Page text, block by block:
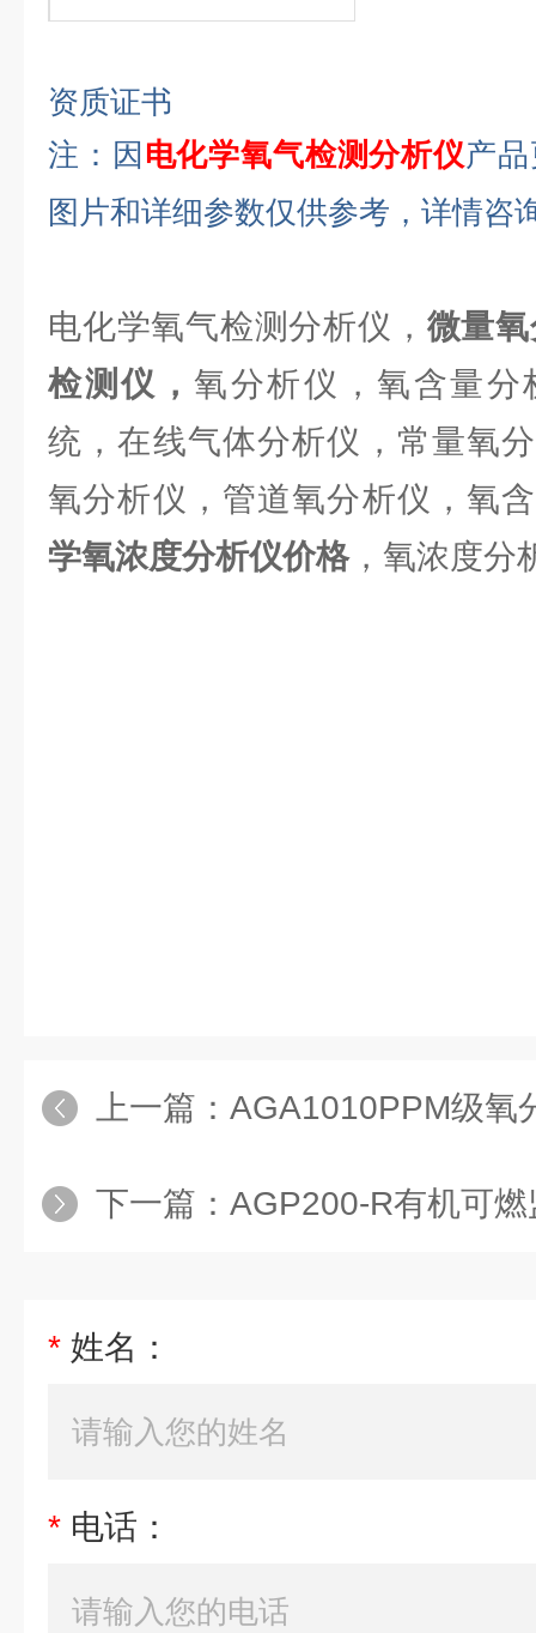
资质证书
注：因 电化学氧气检测分析仪产
图片和详细参数仅供参考，详情咨
电化学氧气检测分析仪， 微量
检测仪 ，氧分析仪，氧含量
统，在线气体分析仪，常量氧
氧分析仪，管道氧分析仪，氧
学氧浓度分析仪价格，氧浓度分
上一篇： AGA1010PPM级氧
下一篇： AGP200-R有机可
* 姓名：
* 电话：